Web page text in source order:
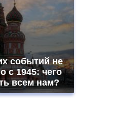
событий не
с 1945: чего
всем нам?